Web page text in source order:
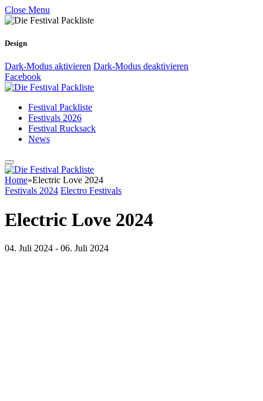
Close Menu
Design
Dark-Modus aktivieren Dark-Modus deaktivieren
Facebook
Festival Packliste
Festivals 2026
Festival Rucksack
News
Home»Electric Love 2024
Festivals 2024 Electro Festivals
Electric Love 2024
04. Juli 2024 - 06. Juli 2024